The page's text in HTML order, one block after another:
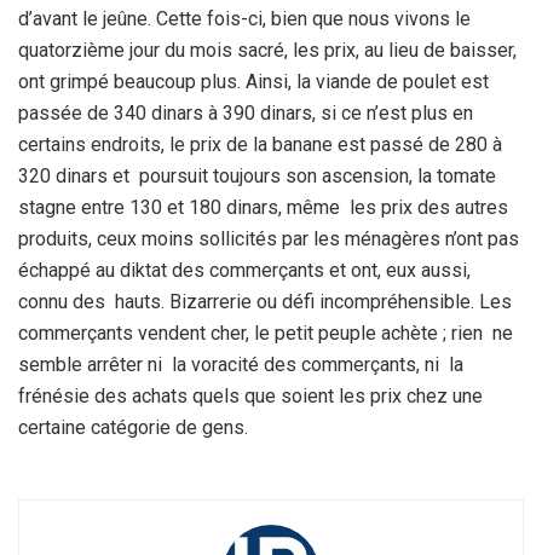
d’avant le jeûne. Cette fois-ci, bien que nous vivons le
quatorzième jour du mois sacré, les prix, au lieu de baisser,
ont grimpé beaucoup plus. Ainsi, la viande de poulet est
passée de 340 dinars à 390 dinars, si ce n’est plus en
certains endroits, le prix de la banane est passé de 280 à
320 dinars et poursuit toujours son ascension, la tomate
stagne entre 130 et 180 dinars, même les prix des autres
produits, ceux moins sollicités par les ménagères n’ont pas
échappé au diktat des commerçants et ont, eux aussi,
connu des hauts. Bizarrerie ou défi incompréhensible. Les
commerçants vendent cher, le petit peuple achète ; rien ne
semble arrêter ni la voracité des commerçants, ni la
frénésie des achats quels que soient les prix chez une
certaine catégorie de gens.